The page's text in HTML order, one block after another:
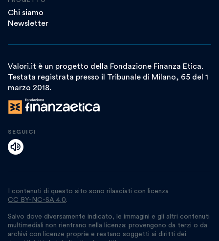
Chi siamo
Newsletter
Valori.it è un progetto della Fondazione Finanza Etica.
Testata registrata presso il Tribunale di Milano, 65 del 1
marzo 2018.
SEGUICI
I contenuti di questo sito sono rilasciati con licenza
CC BY-NC-SA 4.0.
Salvo dove diversamente indicato, le immagini e gli altri contenuti
multimediali non rientrano nella licenza: provengono da terzi o da
archivi con licenze proprie e restano soggetti ai diritti dei